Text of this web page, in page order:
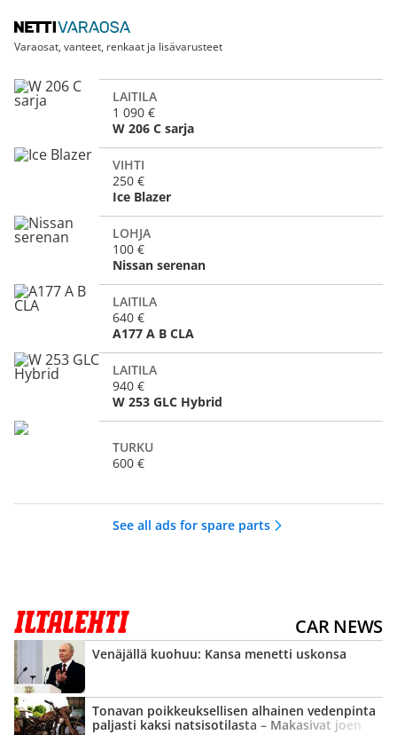
Varaosat, vanteet, renkaat ja lisävarusteet
LAITILA
W 206 C sarja
1 090 €
VIHTI
Ice Blazer
250 €
LOHJA
Nissan serenan
100 €
LAITILA
A177 A B CLA
640 €
LAITILA
W 253 GLC Hybrid
940 €
TURKU
600 €
See all ads for spare parts
CAR NEWS
Venäjällä kuohuu: Kansa menetti uskonsa
Tonavan poikkeuk­sellisen alhainen vedenpinta
paljasti kaksi natsisotilasta – Makasivat joen